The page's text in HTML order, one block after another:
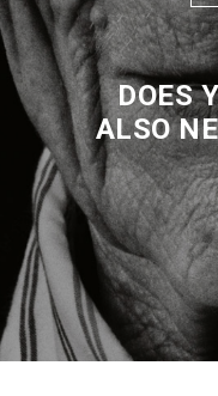
DOES
ALSO